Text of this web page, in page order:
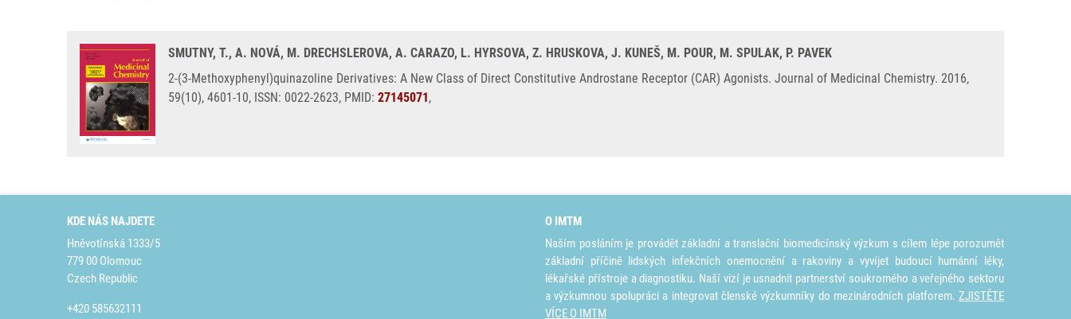
SMUTNY, T., A. NOVÁ, M. DRECHSLEROVA, A. CARAZO, L. HYRSOVA, Z. HRUSKOVA, J. KUNEŠ, M. POUR, M. SPULAK, P. PAVEK
2-(3-Methoxyphenyl)quinazoline Derivatives: A New Class of Direct Constitutive Androstane Receptor (CAR) Agonists. Journal of Medicinal Chemistry. 2016,
59(10), 4601-10, ISSN: 0022-2623, PMID: 27145071,
KDE NÁS NAJDETE
Hněvotínská 1333/5
779 00 Olomouc
Czech Republic
+420 585632111
O IMTM
Naším posláním je provádět základní a translační biomedicínský výzkum s cílem lépe porozumět
základní příčině lidských infekčních onemocnění a rakoviny a vyvíjet budoucí humánní léky,
lékařské přístroje a diagnostiku. Naší vizí je usnadnit partnerství soukromého a veřejného sektoru
a výzkumnou spolupráci a integrovat členské výzkumníky do mezinárodních platforem. ZJISTĚTE
VÍCE O IMTM